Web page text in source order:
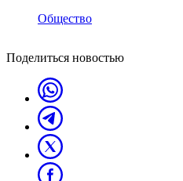
Общество
Поделиться новостью